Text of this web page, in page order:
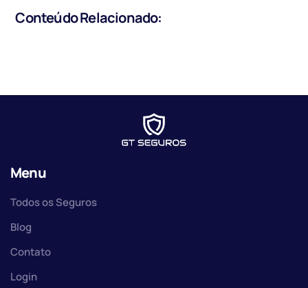
Conteúdo Relacionado:
Menu
Todos os Seguros
Blog
Contato
Login